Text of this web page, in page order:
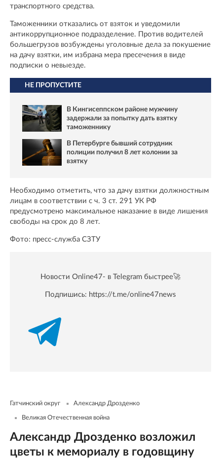
транспортного средства.
Таможенники отказались от взяток и уведомили
антикоррупционное подразделение. Против водителей
большегрузов возбуждены уголовные дела за покушение
на дачу взятки, им избрана мера пресечения в виде
подписки о невыезде.
НЕ ПРОПУСТИТЕ
В Кингисеппском районе мужчину
задержали за попытку дать взятку
таможеннику
В Петербурге бывший сотрудник
полиции получил 8 лет колонии за
взятку
Необходимо отметить, что за дачу взятки должностным
лицам в соответствии с ч. 3 ст. 291 УК РФ
предусмотрено максимальное наказание в виде лишения
свободы на срок до 8 лет.
Фото: пресс-служба СЗТУ
Новости Online47- в Telegram быстрее🚀
Подпишись: https://t.me/online47news
Гатчинский округ Александр Дрозденко
Великая Отечественная война
Александр Дрозденко возложил
цветы к мемориалу в годовщину